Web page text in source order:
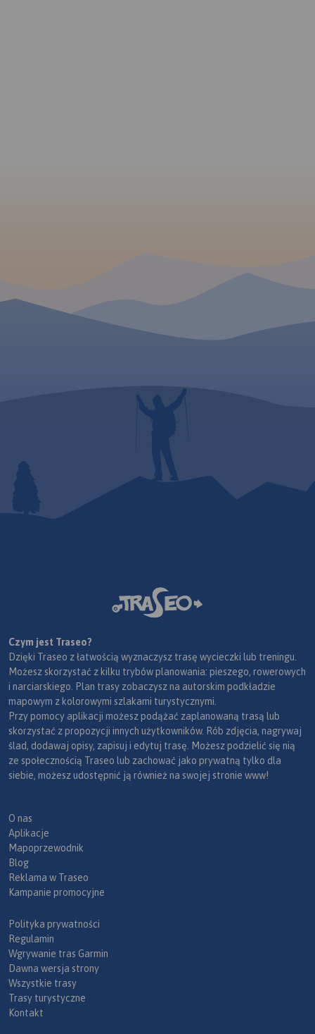
Czym jest Traseo?
Dzięki Traseo z łatwością wyznaczysz trasę wycieczki lub treningu.
Możesz skorzystać z kilku trybów planowania: pieszego, rowerowych
i narciarskiego. Plan trasy zobaczysz na autorskim podkładzie
mapowym z kolorowymi szlakami turystycznymi.
Przy pomocy aplikacji możesz podążać zaplanowaną trasą lub
skorzystać z propozycji innych użytkowników. Rób zdjęcia, nagrywaj
ślad, dodawaj opisy, zapisuj i edytuj trasę. Możesz podzielić się nią
ze społecznością Traseo lub zachować jako prywatną tylko dla
siebie, możesz udostępnić ją również na swojej stronie www!
O nas
Aplikacje
Mapoprzewodnik
Blog
Reklama w Traseo
Kampanie promocyjne
Polityka prywatności
Regulamin
Wgrywanie tras Garmin
Dawna wersja strony
Wszystkie trasy
Trasy turystyczne
Kontakt